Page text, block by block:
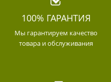
100% ГАРАНТИЯ
Мы гарантируем качество
товара и обслуживания